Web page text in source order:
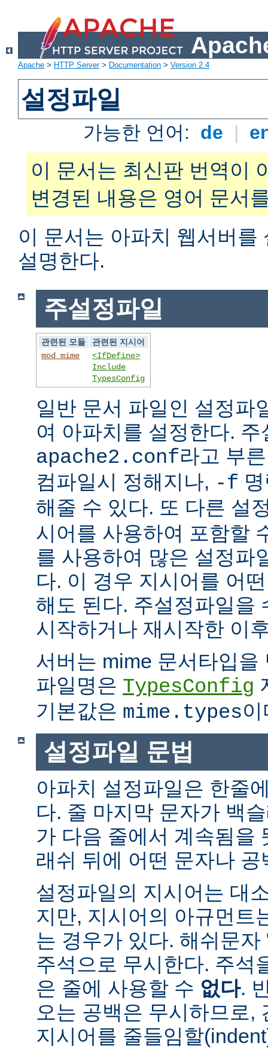
Apache > HTTP Server> Documentation > Version 2.4
설정파일
가능한 언어: de |
이 문서는 최신판 번역이
변경된 내용은 영어 문서
이 문서는 아파치 웹서버를
설명한다.
주설정파일
관련된 모듈
관련된 지시어
mod_mime
<IfDefine>
Include
TypesConfig
일반 문서 파일인 설정파
여 아파치를 설정한다.
apache2.conf라고 부
컴파일시 정해지나, -f
해줄 수 있다. 또 다른 설
시어를 사용하여 포함할
를 사용하여 많은 설정파
다. 이 경우 지시어를 어
해도 된다. 주설정파일을
시작하거나 재시작한 이
서버는 mime 문서타입을
파일명은 TypesConfig
기본값은 mime.types이
설정파일 문법
아파치 설정파일은 한줄
다. 줄 마지막 문자가 백
가 다음 줄에서 계속됨을
래쉬 뒤에 어떤 문자나
설정파일의 지시어는 대
지만, 지시어의 아규먼트
는 경우가 있다. 해쉬문
주석으로 무시한다. 주석
은 줄에 사용할 수 없다.
오는 공백은 무시하므로,
지시어를 줄들임할